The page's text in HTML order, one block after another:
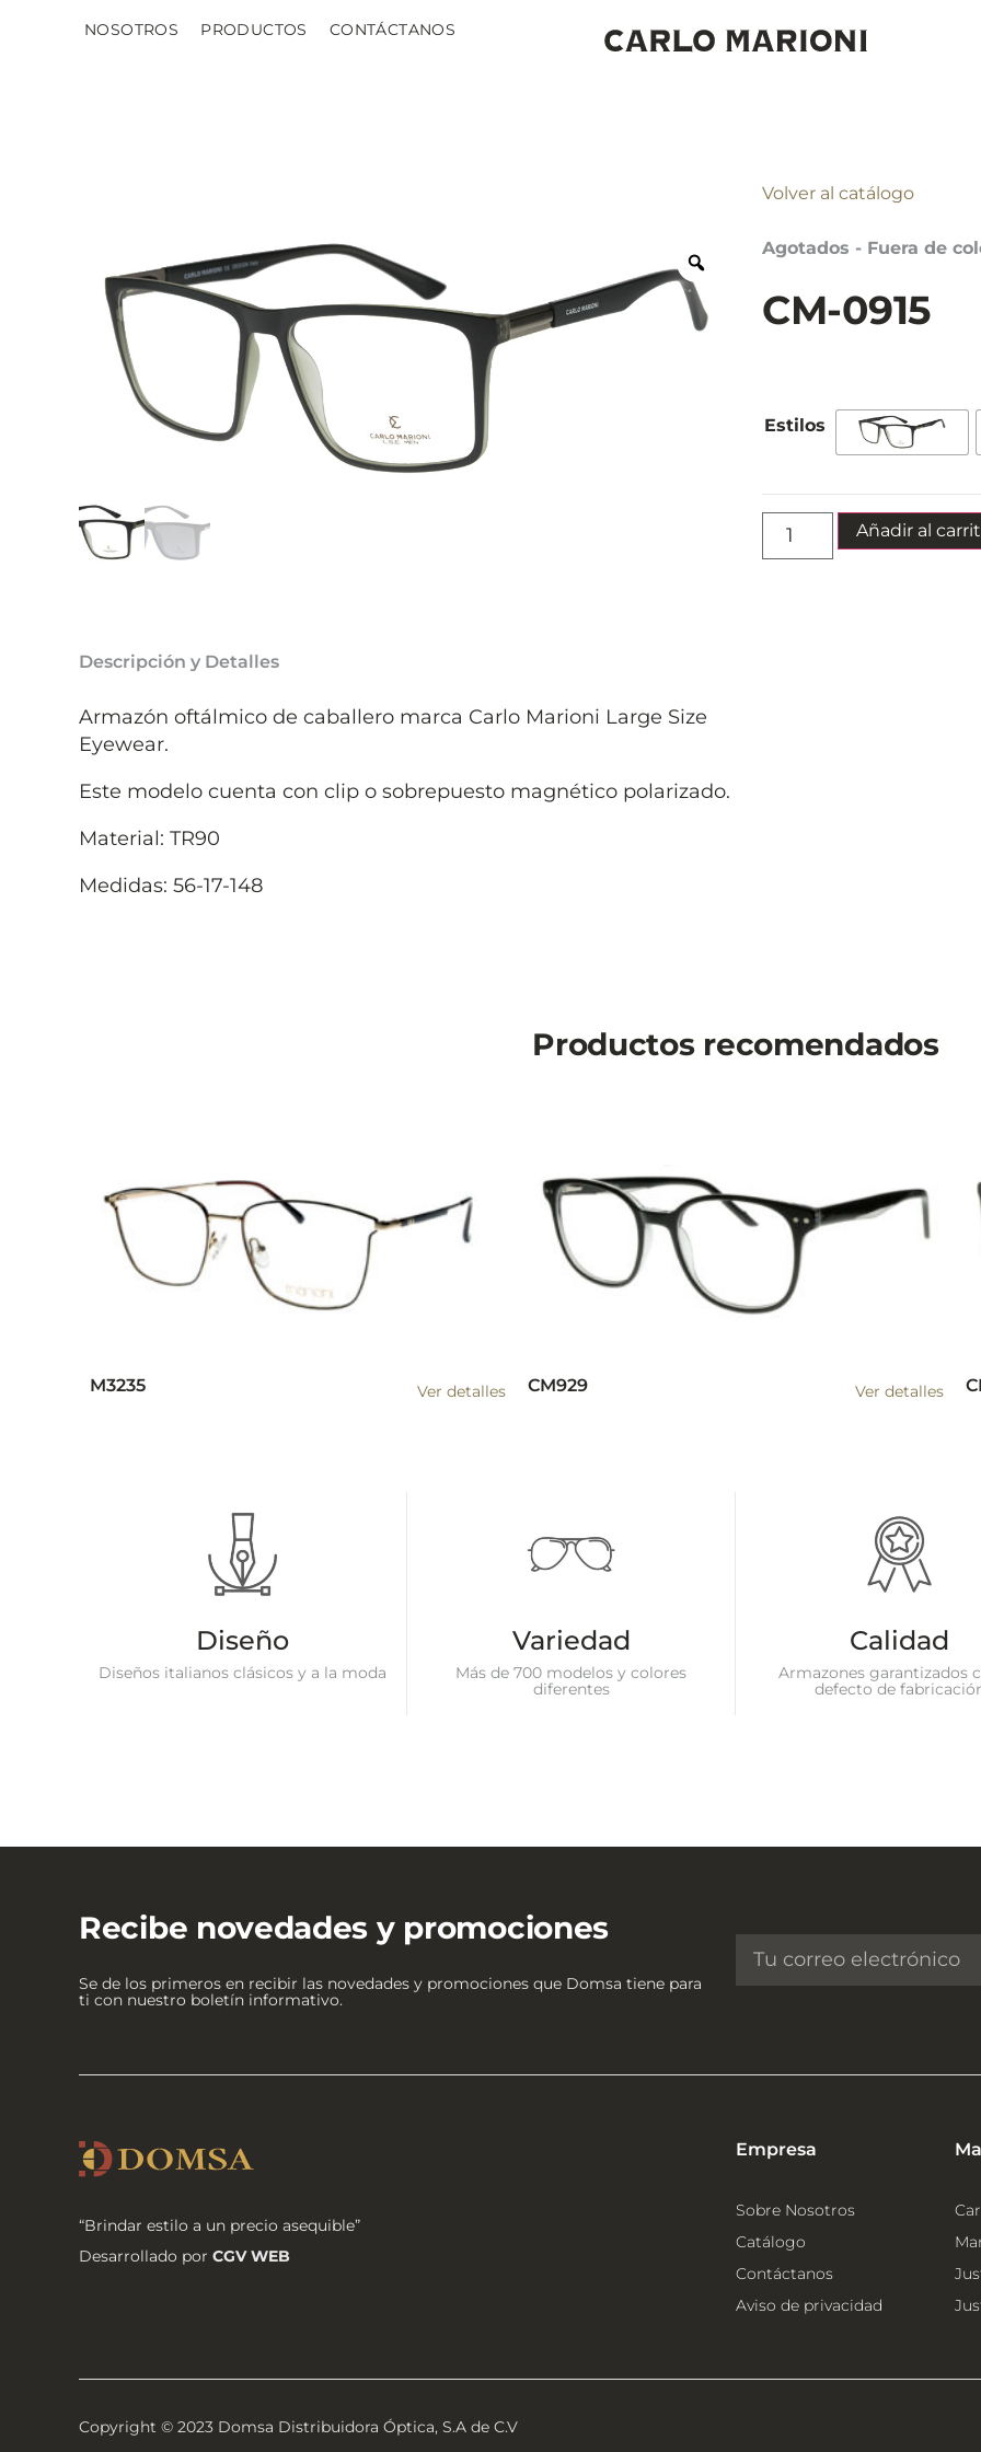
NOSOTROS PRODUCTOS CONTÁCTANOS
Descripción y Detalles
Armazón oftálmico de caballero marca Carlo Marioni Large Size
Eyewear.
Este modelo cuenta con clip o sobrepuesto magnético polarizado.
Material: TR90
Medidas: 56-17-148
Volver al catálogo
Agotados - Fuera de
CM-0915
Añadir al
Productos recomendados
M3235 Ver detalles CM929 Ver detalles
Diseño
Diseños italianos clásicos y a la moda
Variedad
Más de 700 modelos y colores
diferentes
Calidad
Armazones garantizados
defecto de
Recibe novedades y promociones
Se de los primeros en recibir las novedades y promociones que Domsa tiene para
ti con nuestro boletín informativo.
“Brindar estilo a un precio asequible”
Desarrollado por CGV WEB
Empresa
Sobre Nosotros
Catálogo
Contáctanos
Aviso de privacidad
Copyright © 2023 Domsa Distribuidora Óptica, S.A de C.V